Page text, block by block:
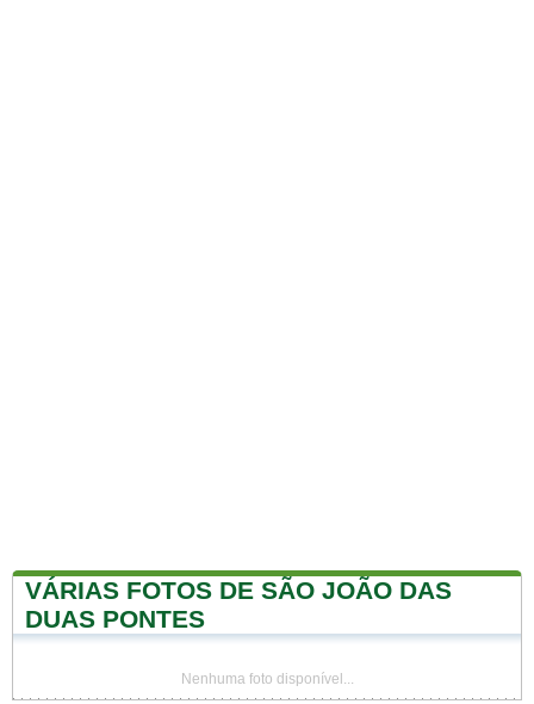
VÁRIAS FOTOS DE SÃO JOÃO DAS
DUAS PONTES
Nenhuma foto disponível...